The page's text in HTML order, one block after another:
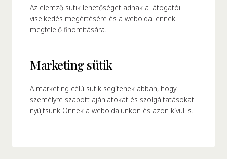
Az elemző sütik lehetőséget adnak a látogatói
viselkedés megértésére és a weboldal ennek
megfelelő finomítására.
Marketing sütik
A marketing célú sütik segítenek abban, hogy
személyre szabott ajánlatokat és szolgáltatásokat
nyújtsunk Önnek a weboldalunkon és azon kívül is.